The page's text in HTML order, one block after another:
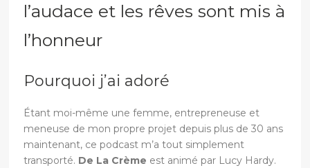
l’audace et les rêves sont mis à
l’honneur
Pourquoi j’ai adoré
Étant moi-même une femme, entrepreneuse et
meneuse de mon propre projet depuis plus de 30 ans
maintenant, ce podcast m’a tout simplement
transporté. De La Crème est animé par Lucy Hardy.